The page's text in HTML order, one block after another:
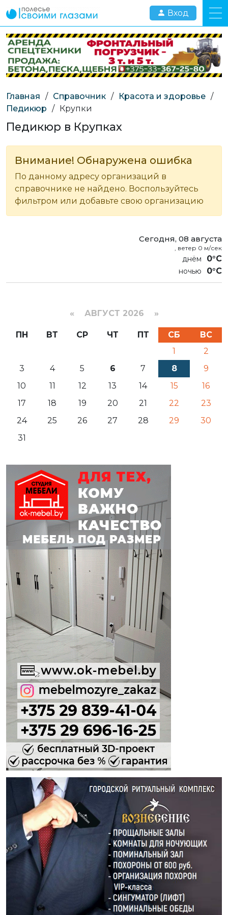
Вход
Главная / Справочник / Красота и здоровье /
Педикюр / Крупки
Педикюр в Крупках
Внимание! Обнаружена ошибка
По данному адресу организаций в
справочнике не найдено. Воспользуйтесь
фильтром или добавьте свою организацию
Сегодня, 08 августа
, ветер 0 м/сек
0°C
0°C
« АВГУСТ 2026 »
ПН ВТ СР ЧТ ПТ СБ
ВС
1
2
3
4 5 6 7 8
9
10
11 12 13 14 15
16
17
18 19 20 21 22
23
24
25 26 27 28 29
30
31